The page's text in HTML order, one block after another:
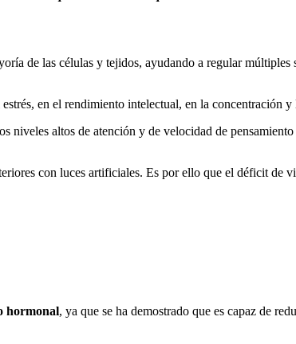
de las células y tejidos, ayudando a regular múltiples
en el rendimiento intelectual, en la concentración y
altos de atención y de velocidad de pensamiento
con luces artificiales. Es por ello que el déficit de
hormonal, ya que se ha demostrado que es capaz de